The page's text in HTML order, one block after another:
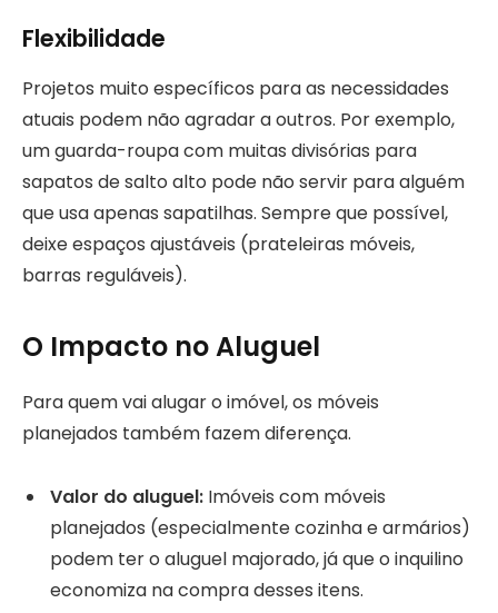
Flexibilidade
Projetos muito específicos para as necessidades
atuais podem não agradar a outros. Por exemplo,
um guarda-roupa com muitas divisórias para
sapatos de salto alto pode não servir para alguém
que usa apenas sapatilhas. Sempre que possível,
deixe espaços ajustáveis (prateleiras móveis,
barras reguláveis).
O Impacto no Aluguel
Para quem vai alugar o imóvel, os móveis
planejados também fazem diferença.
Valor do aluguel: Imóveis com móveis
planejados (especialmente cozinha e armários)
podem ter o aluguel majorado, já que o inquilino
economiza na compra desses itens.